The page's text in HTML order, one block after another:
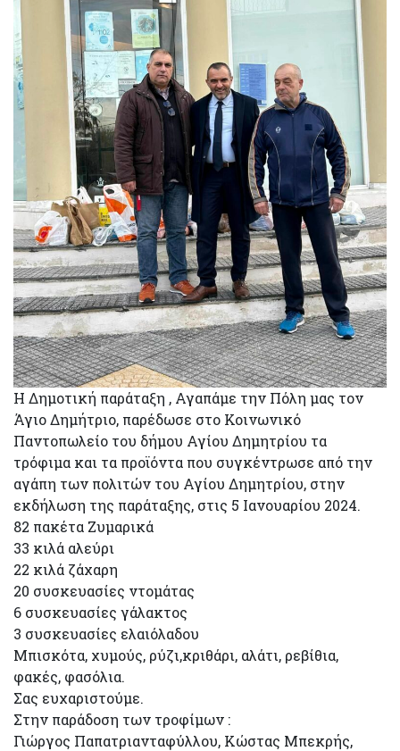
Η Δημοτική παράταξη , Αγαπάμε την Πόλη μας τον
Άγιο Δημήτριο, παρέδωσε στο Κοινωνικό
Παντοπωλείο του δήμου Αγίου Δημητρίου τα
τρόφιμα και τα προϊόντα που συγκέντρωσε από την
αγάπη των πολιτών του Αγίου Δημητρίου, στην
εκδήλωση της παράταξης, στις 5 Ιανουαρίου 2024.
82 πακέτα Ζυμαρικά
33 κιλά αλεύρι
22 κιλά ζάχαρη
20 συσκευασίες ντομάτας
6 συσκευασίες γάλακτος
3 συσκευασίες ελαιόλαδου
Μπισκότα, χυμούς, ρύζι,κριθάρι, αλάτι, ρεβίθια,
φακές, φασόλια.
Σας ευχαριστούμε.
Στην παράδοση των τροφίμων :
Γιώργος Παπατριανταφύλλου, Κώστας Μπεκρής,